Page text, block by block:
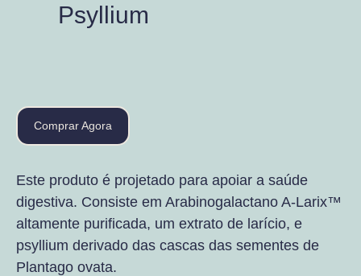
Psyllium
Comprar Agora
Este produto é projetado para apoiar a saúde
digestiva. Consiste em Arabinogalactano A-Larix™
altamente purificada, um extrato de larício, e
psyllium derivado das cascas das sementes de
Plantago ovata.